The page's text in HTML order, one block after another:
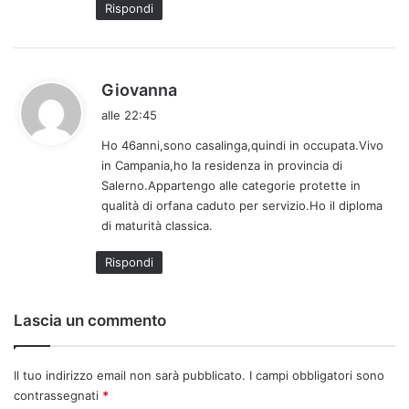
o
Rispondi
Giovanna
e
t
t
o
:
alle 22:45
Ho 46anni,sono casalinga,quindi in occupata.Vivo
in Campania,ho la residenza in provincia di
Salerno.Appartengo alle categorie protette in
qualità di orfana caduto per servizio.Ho il diploma
di maturità classica.
Rispondi
Lascia un commento
Il tuo indirizzo email non sarà pubblicato. I campi obbligatori sono
contrassegnati *